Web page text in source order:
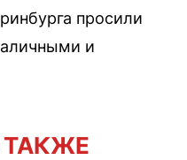
просили
и
ТАКЖЕ